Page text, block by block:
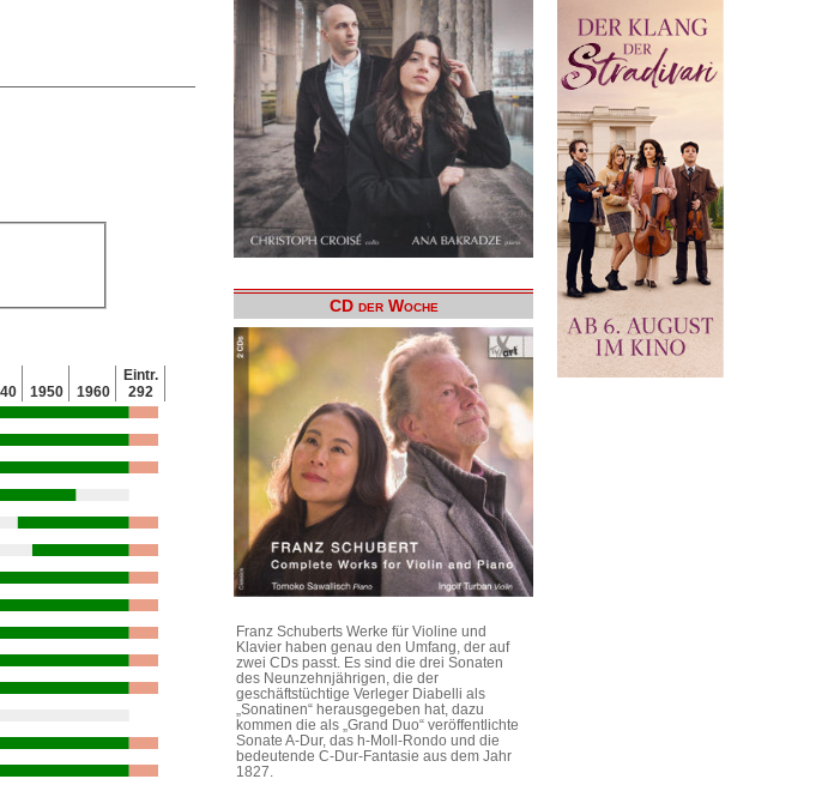
1950 1960
Eintr.
292
CD der Woche
Franz Schuberts Werke für Violine und
Klavier haben genau den Umfang, der auf
zwei CDs passt. Es sind die drei Sonaten
des Neunzehnjährigen, die der
geschäftstüchtige Verleger Diabelli als
„Sonatinen“ herausgegeben hat, dazu
kommen die als „Grand Duo“ veröffentlichte
Sonate A-Dur, das h-Moll-Rondo und die
bedeutende C-Dur-Fantasie aus dem Jahr
1827.